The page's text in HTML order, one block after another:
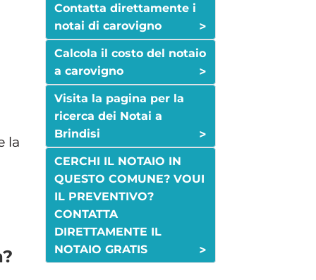
la
Contatta direttamente i
notai di carovigno
>
Calcola il costo del notaio
a carovigno
>
Visita la pagina per la
ricerca dei Notai a
Brindisi
>
CERCHI IL NOTAIO IN
QUESTO COMUNE? VOUI
IL PREVENTIVO?
CONTATTA
DIRETTAMENTE IL
NOTAIO GRATIS
>